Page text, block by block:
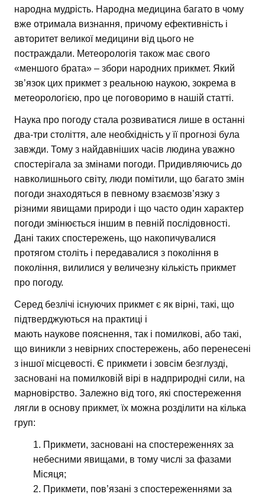
народна мудрість. Народна медицина багато в чому
вже отримала визнання, причому ефективність і
авторитет великої медицини від цього не
постраждали. Метеорологія також має свого
«меншого брата» – збори народних прикмет. Який
зв’язок цих прикмет з реальною наукою, зокрема в
метеорологією, про це поговоримо в нашій статті.
Наука про погоду стала розвиватися лише в останні
два-три століття, але необхідність у її прогнозі була
завжди. Тому з найдавніших часів людина уважно
спостерігала за змінами погоди. Придивляючись до
навколишнього світу, люди помітили, що багато змін
погоди знаходяться в певному взаємозв’язку з
різними явищами природи і що часто один характер
погоди змінюється іншим в певній послідовності.
Дані таких спостережень, що накопичувалися
протягом століть і передавалися з покоління в
покоління, вилилися у величезну кількість прикмет
про погоду.
Серед безлічі існуючих прикмет є як вірні, такі, що
підтверджуються на практиці і
мають наукове пояснення, так і помилкові, або такі,
що виникли з невірних спостережень, або перенесені
з іншої місцевості. Є прикмети і зовсім безглузді,
засновані на помилковій вірі в надприродні сили, на
марновірство. Залежно від того, які спостереження
лягли в основу прикмет, їх можна розділити на кілька
груп:
Прикмети, засновані на спостереженнях за
небесними явищами, в тому числі за фазами
Місяця;
Прикмети, пов’язані з спостереженнями за